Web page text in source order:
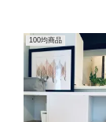
100均商品